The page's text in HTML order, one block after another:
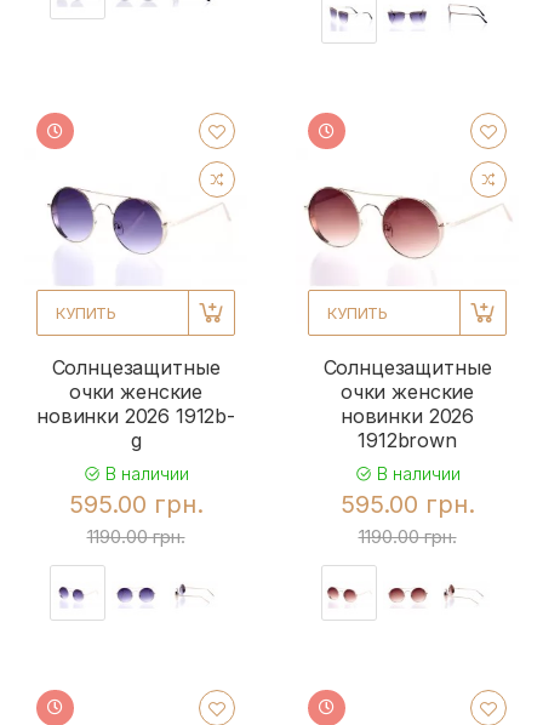
КУПИТЬ
Солнцезащитные
очки женские
новинки 2026 1912b-
g
В наличии
595.00 грн.
1190.00 грн.
КУПИТЬ
Солнцезащитные
очки женские
новинки 2026
1912brown
В наличии
595.00 грн.
1190.00 грн.